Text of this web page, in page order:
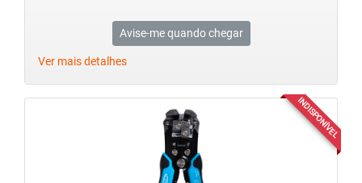
Avise-me quando chegar
Ver mais detalhes
INDISPONÍVEL